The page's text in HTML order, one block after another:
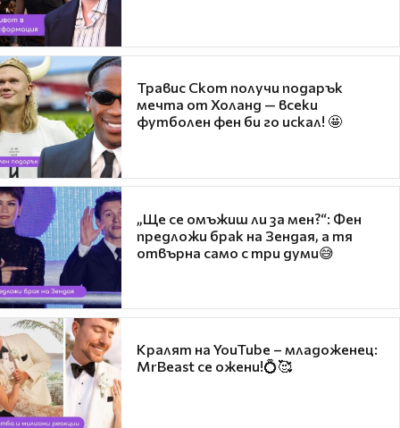
Травис Скот получи подарък
мечта от Холанд — всеки
футболен фен би го искал! 🤩
„Ще се омъжиш ли за мен?“: Фен
предложи брак на Зендая, а тя
отвърна само с три думи😅
Кралят на YouTube – младоженец:
MrBeast се ожени!💍🥰